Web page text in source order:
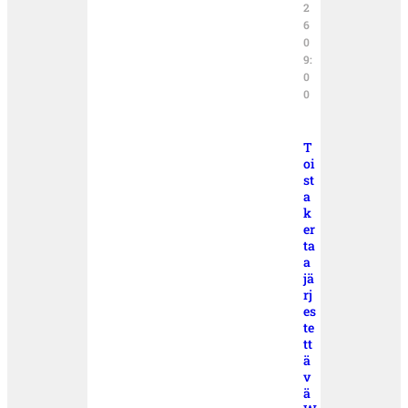
2
6
0
9:
0
0
T
oi
st
a
k
er
ta
a
jä
rj
es
te
tt
ä
v
ä